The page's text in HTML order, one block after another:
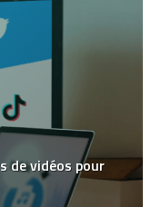
de vidéos pour